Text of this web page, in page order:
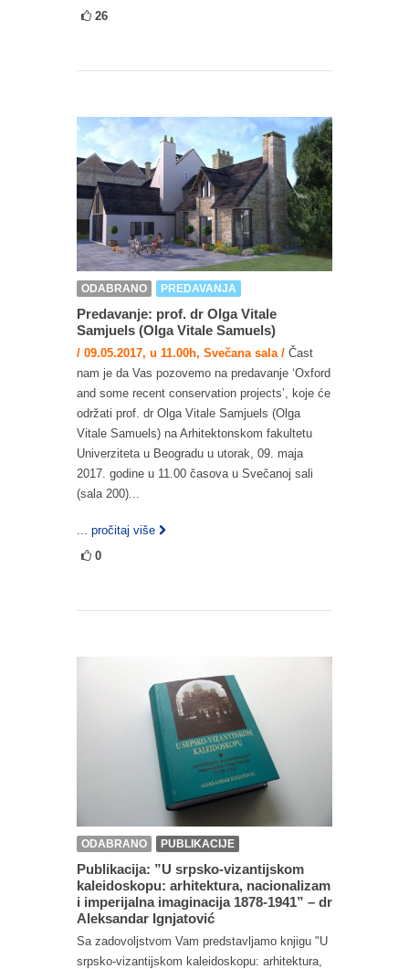
26
ODABRANO PREDAVANJA
Predavanje: prof. dr Olga Vitale
Samjuels (Olga Vitale Samuels)
/ 09.05.2017, u 11.00h, Svečana sala / Čast
nam je da Vas pozovemo na predavanje ‘Oxford
and some recent conservation projects’, koje će
održati prof. dr Olga Vitale Samjuels (Olga
Vitale Samuels) na Arhitektonskom fakultetu
Univerziteta u Beogradu u utorak, 09. maja
2017. godine u 11.00 časova u Svečanoj sali
(sala 200)...
... pročitaj više
0
ODABRANO PUBLIKACIJE
Publikacija: ”U srpsko-vizantijskom
kaleidoskopu: arhitektura, nacionalizam
i imperijalna imaginacija 1878-1941” – dr
Aleksandar Ignjatović
Sa zadovoljstvom Vam predstavljamo knjigu "U
srpsko-vizantijskom kaleidoskopu: arhitektura,